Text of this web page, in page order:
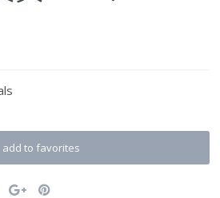
add to favorites